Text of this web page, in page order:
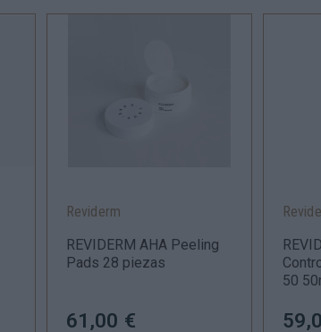
Reviderm
REVIDERM AHA Peeling
Pads 28 piezas
50